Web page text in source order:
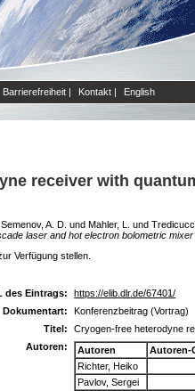
Barrierefreiheit | Kontakt | English
receiver with
Semenov, A. D. und Mahler, L. und
laser and hot electron bolometric mixer
Verfügung stellen.
des Eintrags:
https://elib.dlr.de/67401/
Dokumentart:
Konferenzbeitrag (Vortrag)
Titel:
Cryogen-free heterodyne
Autoren:
Autoren
Autoren-
Richter, Heiko
Pavlov, Sergei